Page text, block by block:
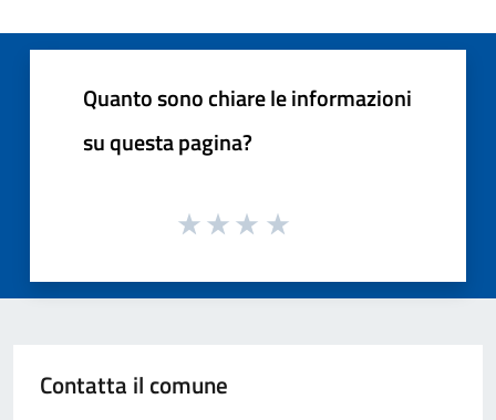
Quanto sono chiare le informazioni
su questa pagina?
Contatta il comune